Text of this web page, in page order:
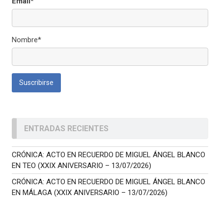
Nombre*
ENTRADAS RECIENTES
CRÓNICA: ACTO EN RECUERDO DE MIGUEL ÁNGEL BLANCO
EN TEO (XXIX ANIVERSARIO – 13/07/2026)
CRÓNICA: ACTO EN RECUERDO DE MIGUEL ÁNGEL BLANCO
EN MÁLAGA (XXIX ANIVERSARIO – 13/07/2026)